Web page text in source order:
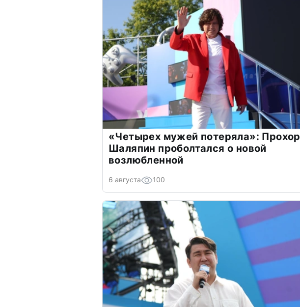
«Четырех мужей потеряла»: Прохор
Шаляпин проболтался о новой
возлюбленной
6 августа 100